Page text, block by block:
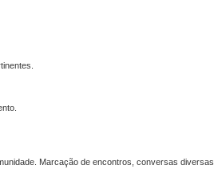
Marcação de encontros, conversas diversas,